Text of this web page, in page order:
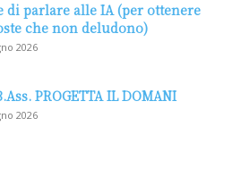
di parlare alle IA (per ottenere
che non deludono)
2026
PROGETTA IL DOMANI
2026